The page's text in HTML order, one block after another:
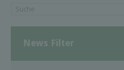
News Filter